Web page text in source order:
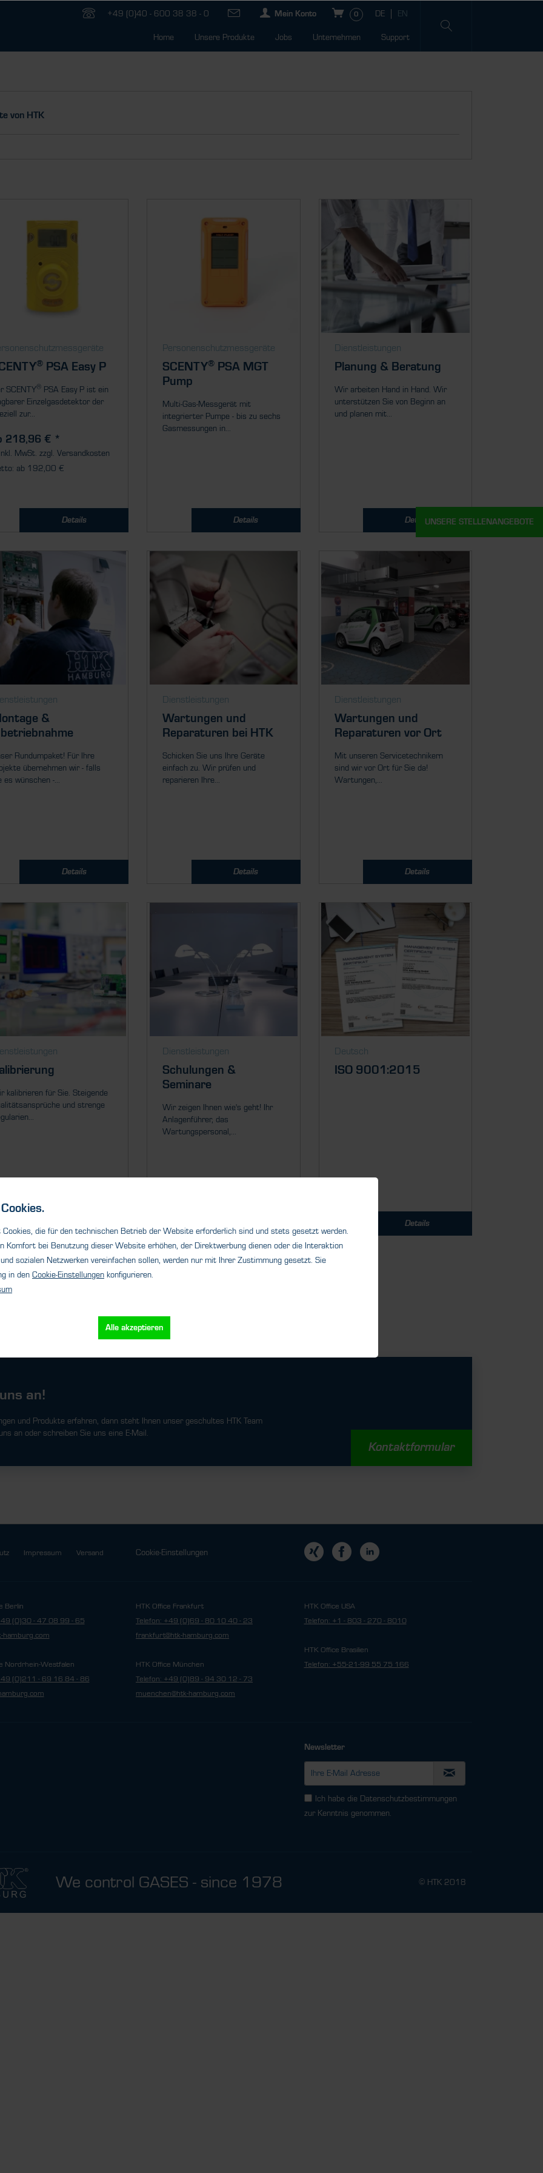
+49 (0)40 - 600 38 38 - 0 Mein Konto 0
Home Unsere Produkte Jobs Unternehmen Support
von HTK
® PSA Easy P
SCENTY® PSA Easy P ist ein
Einzelgasdetektor der
zur...
218,96 € *
MwSt. zzgl. Versandkosten
ab 192,00 €
Details
Personenschutz­messgeräte
SCENTY® PSA MGT
Pump
Multi-Gas-Messgerät mit
integrierter Pumpe - bis zu sechs
Gasmessungen in...
Details
Dienstleistungen
Planung & Beratung
Wir arbeiten Hand in Hand. Wir
unterstützen Sie von Beginn an
und planen mit...
Details
&
Rundumpaket! Für Ihre
übernehmen wir - falls
es wünschen -...
Details
Dienstleistungen
Wartungen und
Reparaturen bei HTK
Schicken Sie uns Ihre Geräte
einfach zu. Wir prüfen und
reparieren Ihre...
Details
Dienstleistungen
Wartungen und
Reparaturen vor Ort
Mit unseren Servicetechnikern
sind wir vor Ort für Sie da!
Wartungen,...
Details
kalibrieren für Sie. Steigende
und strenge
Dienstleistungen
Schulungen &
Seminare
Wir zeigen Ihnen wie's geht! Ihr
Anlagenführer, das
Wartungspersonal,...
Deutsch
ISO 9001:2015
Details
an!
und Produkte erfahren, dann steht Ihnen unser geschultes HTK Team
an oder schreiben Sie uns eine E-Mail.
Kontaktformular
Impressum Versand Cookie-Einstellungen
Berlin
(0)30 - 47 08 99 - 65
hamburg.com
Nordrhein-Westfalen
(0)211 - 69 16 84 - 86
HTK Office Frankfurt
Telefon: +49 (0)69 - 80 10 40 - 23
frankfurt@htk-hamburg.com
HTK Office München
Telefon: +49 (0)89 - 94 30 12 - 73
muenchen@htk-hamburg.com
HTK Office USA
Telefon: +1 - 803 - 270 - 8010
HTK Office Brasilien
Telefon: +55-21-99 55 75 166
Newsletter
Ich habe die Datenschutzbestimmungen
zur Kenntnis genommen.
We control GASES - since 1978 © HTK 2018
UNSERE STELLENANGEBOTE
die für den technischen Betrieb der Website erforderlich sind und stets gesetzt werden.
Komfort bei Benutzung dieser Website erhöhen, der Direktwerbung dienen oder die Interaktion
sozialen Netzwerken vereinfachen sollen, werden nur mit Ihrer Zustimmung gesetzt. Sie
in den Cookie-Einstellungen konfigurieren.
Alle akzeptieren